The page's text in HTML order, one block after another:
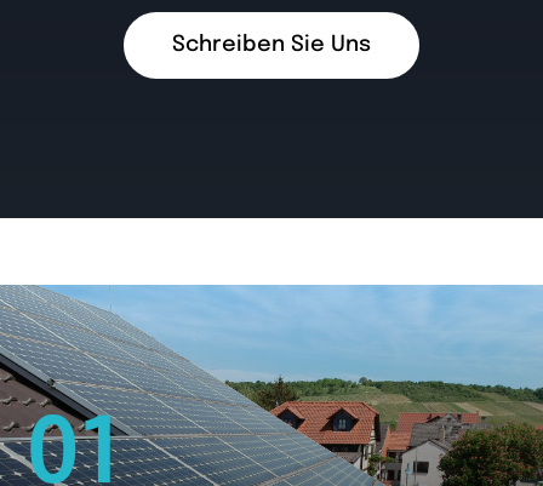
Schreiben Sie Uns
01